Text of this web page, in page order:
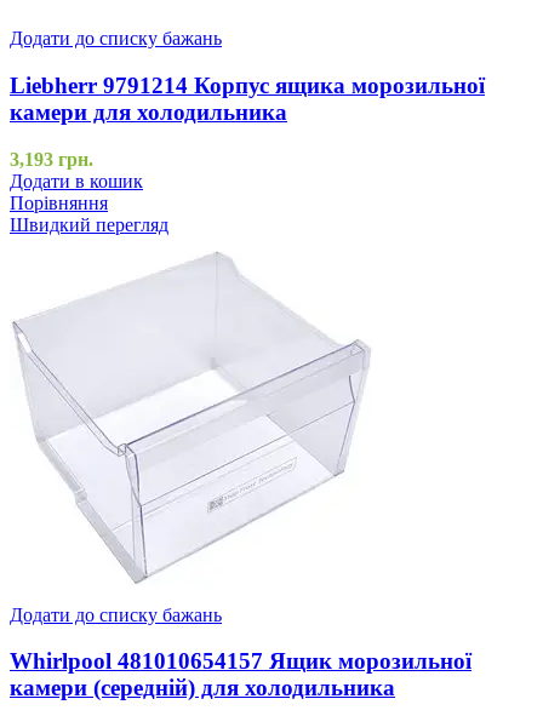
Додати до списку бажань
Liebherr 9791214 Корпус ящика морозильної
камери для холодильника
3,193 грн.
Додати в кошик
Порівняння
Швидкий перегляд
Додати до списку бажань
Whirlpool 481010654157 Ящик морозильної
камери (середній) для холодильника